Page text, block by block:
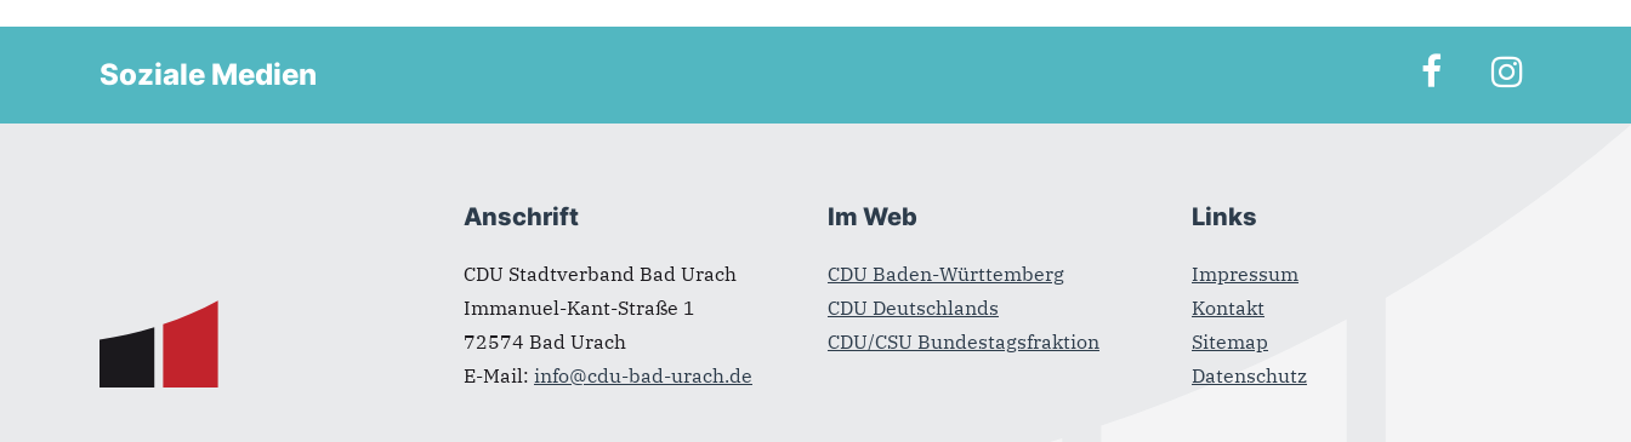
Soziale Medien
Anschrift
CDU Stadtverband Bad Urach
Immanuel-Kant-Straße 1
72574 Bad Urach
E-Mail: info@cdu-bad-urach.de
Im Web
CDU Baden-Württemberg
CDU Deutschlands
CDU/CSU Bundestagsfraktion
Links
Impressum
Kontakt
Sitemap
Datenschutz